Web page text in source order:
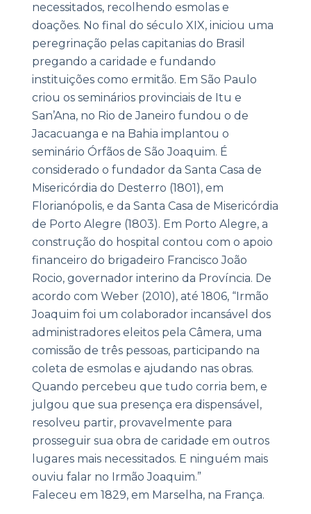
necessitados, recolhendo esmolas e
doações. No final do século XIX, iniciou uma
peregrinação pelas capitanias do Brasil
pregando a caridade e fundando
instituições como ermitão. Em São Paulo
criou os seminários provinciais de Itu e
San’Ana, no Rio de Janeiro fundou o de
Jacacuanga e na Bahia implantou o
seminário Órfãos de São Joaquim. É
considerado o fundador da Santa Casa de
Misericórdia do Desterro (1801), em
Florianópolis, e da Santa Casa de Misericórdia
de Porto Alegre (1803). Em Porto Alegre, a
construção do hospital contou com o apoio
financeiro do brigadeiro Francisco João
Rocio, governador interino da Província. De
acordo com Weber (2010), até 1806, “Irmão
Joaquim foi um colaborador incansável dos
administradores eleitos pela Câmera, uma
comissão de três pessoas, participando na
coleta de esmolas e ajudando nas obras.
Quando percebeu que tudo corria bem, e
julgou que sua presença era dispensável,
resolveu partir, provavelmente para
prosseguir sua obra de caridade em outros
lugares mais necessitados. E ninguém mais
ouviu falar no Irmão Joaquim.”
Faleceu em 1829, em Marselha, na França.